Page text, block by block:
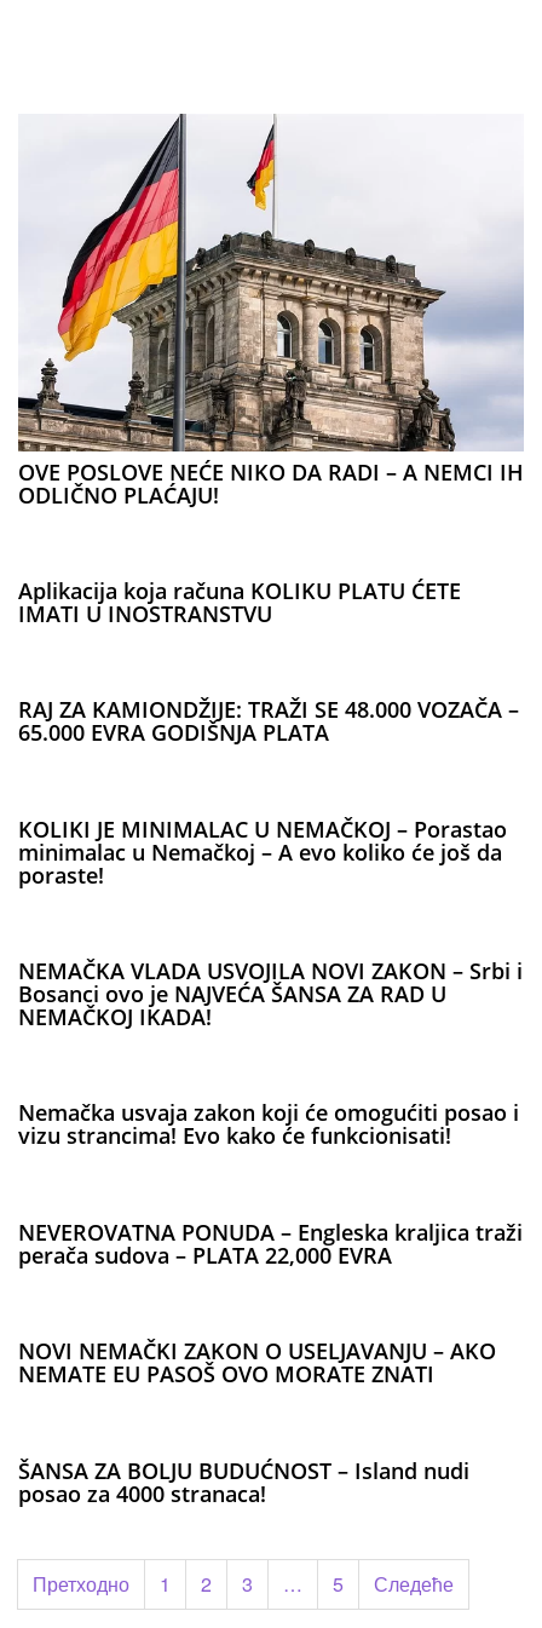
OVE POSLOVE NEĆE NIKO DA RADI – A NEMCI IH
ODLIČNO PLAĆAJU!
Aplikacija koja računa KOLIKU PLATU ĆETE
IMATI U INOSTRANSTVU
RAJ ZA KAMIONDŽIJE: TRAŽI SE 48.000 VOZAČA –
65.000 EVRA GODIŠNJA PLATA
KOLIKI JE MINIMALAC U NEMAČKOJ – Porastao
minimalac u Nemačkoj – A evo koliko će još da
poraste!
NEMAČKA VLADA USVOJILA NOVI ZAKON – Srbi i
Bosanci ovo je NAJVEĆA ŠANSA ZA RAD U
NEMAČKOJ IKADA!
Nemačka usvaja zakon koji će omogućiti posao i
vizu strancima! Evo kako će funkcionisati!
NEVEROVATNA PONUDA – Engleska kraljica traži
perača sudova – PLATA 22,000 EVRA
NOVI NEMAČKI ZAKON O USELJAVANJU – AKO
NEMATE EU PASOŠ OVO MORATE ZNATI
ŠANSA ZA BOLJU BUDUĆNOST – Island nudi
posao za 4000 stranaca!
Пагинација
чланака
Претходно 1 2 3 … 5 Следеће